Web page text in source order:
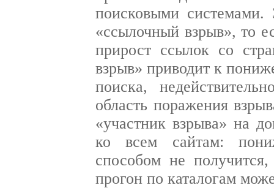
поисковыми системами.
«ссылочный взрыв», то
прирост ссылок со
взрыв» приводит к
поиска,
область поражения
«участник взрыва» на
ко всем сайтам:
способом не
прогон по каталогам